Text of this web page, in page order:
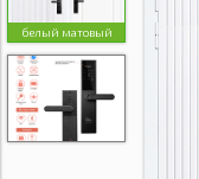
белый матовый